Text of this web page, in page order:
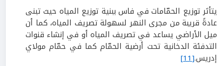
يتأثر توزيع الحمّامات في فاس ببنية توزيع المياه حيث تبنى
عادةً قريبة من مجرى النهر لسهولة تصريف المياه، كما أن
ميل الأراضي يساعد في تصريف المياه أو في إنشاء قنوات
التدفئة الدخانية تحت أرضية الحمّام كما في حمّام مولاي
إدريس.[11]